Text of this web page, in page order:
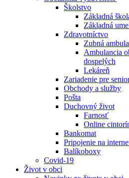
Školstvo
Základná
Základná
Zdravotníctvo
Zubná
Ambulancia
dospelých
Lekáreň
Zariadenie pre
Obchody a služby
Pošta
Duchovný život
Farnosť
Online
Bankomat
Pripojenie na
Balíkoboxy
Covid-19
Život v obci